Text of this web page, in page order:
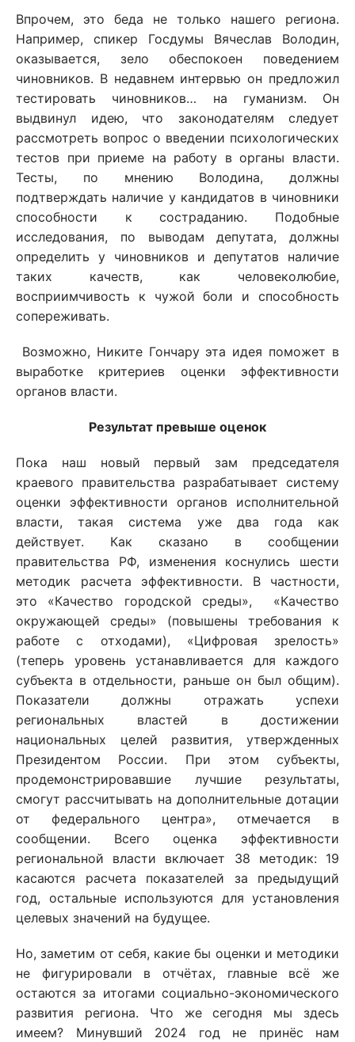
Впрочем, это беда не только нашего региона.
Например, спикер Госдумы Вячеслав Володин,
оказывается, зело обеспокоен поведением
чиновников. В недавнем интервью он предложил
тестировать чиновников… на гуманизм. Он
выдвинул идею, что законодателям следует
рассмотреть вопрос о введении психологических
тестов при приеме на работу в органы власти.
Тесты, по мнению Володина, должны
подтверждать наличие у кандидатов в чиновники
способности к состраданию. Подобные
исследования, по выводам депутата, должны
определить у чиновников и депутатов наличие
таких качеств, как человеколюбие,
восприимчивость к чужой боли и способность
сопереживать.
Возможно, Никите Гончару эта идея поможет в
выработке критериев оценки эффективности
органов власти.
Результат превыше оценок
Пока наш новый первый зам председателя
краевого правительства разрабатывает систему
оценки эффективности органов исполнительной
власти, такая система уже два года как
действует. Как сказано в сообщении
правительства РФ, изменения коснулись шести
методик расчета эффективности. В частности,
это «Качество городской среды», «Качество
окружающей среды» (повышены требования к
работе с отходами), «Цифровая зрелость»
(теперь уровень устанавливается для каждого
субъекта в отдельности, раньше он был общим).
Показатели должны отражать успехи
региональных властей в достижении
национальных целей развития, утвержденных
Президентом России. При этом субъекты,
продемонстрировавшие лучшие результаты,
смогут рассчитывать на дополнительные дотации
от федерального центра», отмечается в
сообщении. Всего оценка эффективности
региональной власти включает 38 методик: 19
касаются расчета показателей за предыдущий
год, остальные используются для установления
целевых значений на будущее.
Но, заметим от себя, какие бы оценки и методики
не фигурировали в отчётах, главные всё же
остаются за итогами социально-экономического
развития региона. Что же сегодня мы здесь
имеем? Минувший 2024 год не принёс нам